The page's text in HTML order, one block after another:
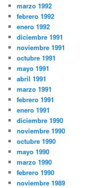
marzo 1992
febrero 1992
enero 1992
diciembre 1991
noviembre 1991
octubre 1991
mayo 1991
abril 1991
marzo 1991
febrero 1991
enero 1991
diciembre 1990
noviembre 1990
octubre 1990
mayo 1990
marzo 1990
febrero 1990
noviembre 1989